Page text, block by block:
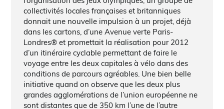
collectivités locales françaises et britanniques
donnait une nouvelle impulsion à un projet, déjà
dans les cartons, d’une Avenue verte Paris-
Londres® et promettait la réalisation pour 2012
d’un itinéraire cyclable permettant de faire le
voyage entre les deux capitales à vélo dans des
conditions de parcours agréables. Une bien belle
initiative quand on observe que les deux plus
grandes agglomérations de l’union européenne ne
sont distantes que de 350 km l’une de l’autre